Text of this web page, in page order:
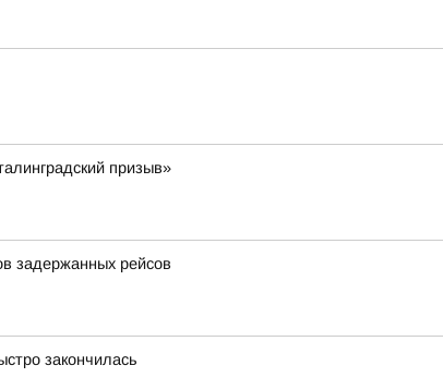
призыв»
задержанных рейсов
закончилась